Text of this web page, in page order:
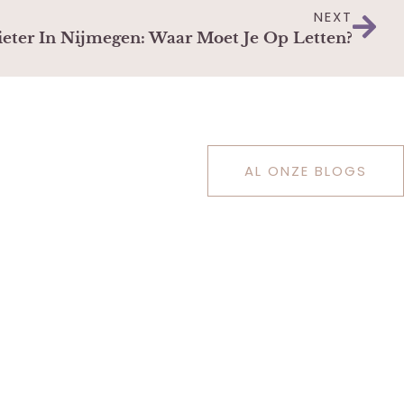
NEXT
In Nijmegen: Waar Moet Je Op Letten?
AL ONZE BLOGS